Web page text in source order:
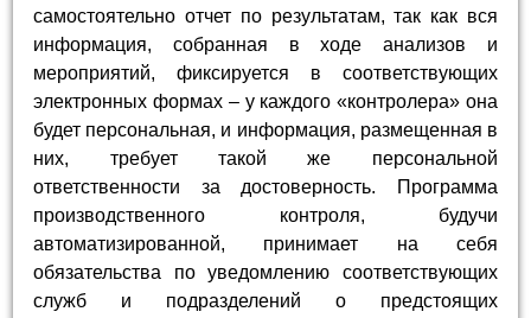
самостоятельно отчет по результатам, так как вся
информация, собранная в ходе анализов и
мероприятий, фиксируется в соответствующих
электронных формах – у каждого «контролера» она
будет персональная, и информация, размещенная в
них, требует такой же персональной
ответственности за достоверность. Программа
производственного контроля, будучи
автоматизированной, принимает на себя
обязательства по уведомлению соответствующих
служб и подразделений о предстоящих